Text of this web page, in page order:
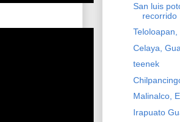
San luis
recorrido
Celaya,
teenek
Malinalco,
Irapuato